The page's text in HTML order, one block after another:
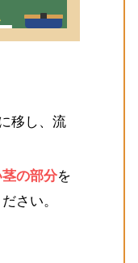
移し、流
の部分を
さい。